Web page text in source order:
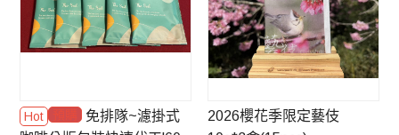
免排隊~濾掛式
2026櫻花季限定藝伎